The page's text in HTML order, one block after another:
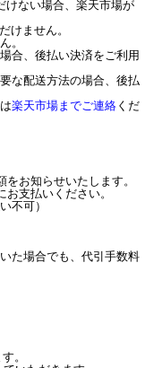
けない場合、楽天市場が
けません。
。
合、後払い決済をご利用
な配送方法の場合、後払
楽天市場までご連絡 くだ
お知らせいたします。
支払いください。
不可）
た場合でも、代引手数料
。